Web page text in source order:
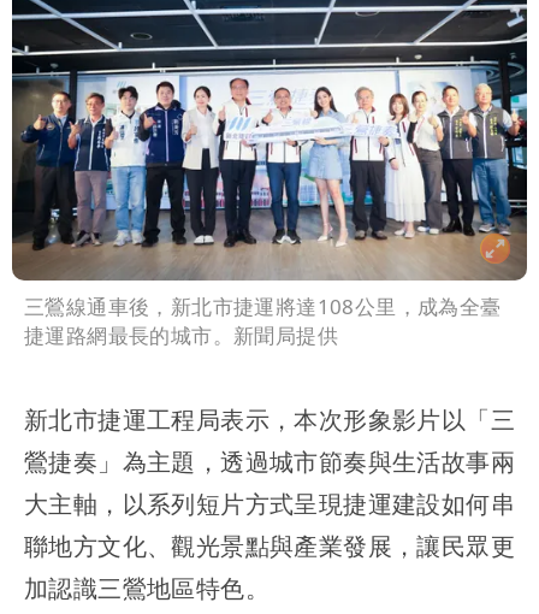
三鶯線通車後，新北市捷運將達108公里，成為全臺
捷運路網最長的城市。新聞局提供
新北市捷運工程局表示，本次形象影片以「三
鶯捷奏」為主題，透過城市節奏與生活故事兩
大主軸，以系列短片方式呈現捷運建設如何串
聯地方文化、觀光景點與產業發展，讓民眾更
加認識三鶯地區特色。